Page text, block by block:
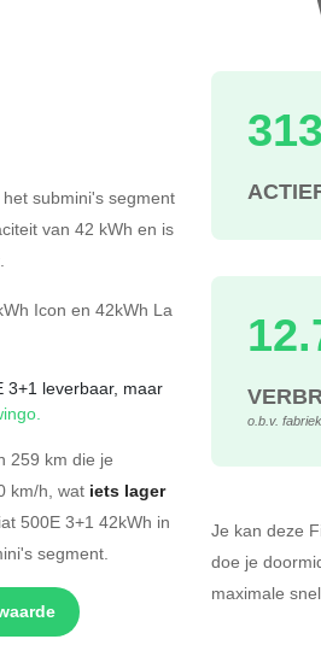
submini's segment
van 42 kWh en is
Icon en 42kWh La
3+1 leverbaar, maar
.
259 km die je
km/h, wat iets lager
500E 3+1 42kWh in
segment.
o.b.v.
Je kan deze
doe je
maximale